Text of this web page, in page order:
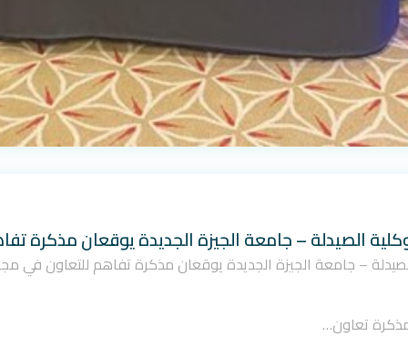
الصيدلة – جامعة الجيزة الجديدة يوقعان مذكرة
– جامعة الجيزة الجديدة يوقعان مذكرة تفاهم للتعاون في مجال
تعاون…